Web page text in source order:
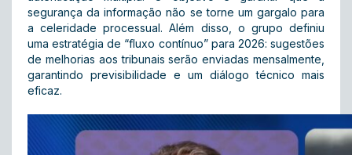
segurança da informação não se torne um gargalo para
a celeridade processual. Além disso, o grupo definiu
uma estratégia de “fluxo contínuo” para 2026: sugestões
de melhorias aos tribunais serão enviadas mensalmente,
garantindo previsibilidade e um diálogo técnico mais
eficaz.